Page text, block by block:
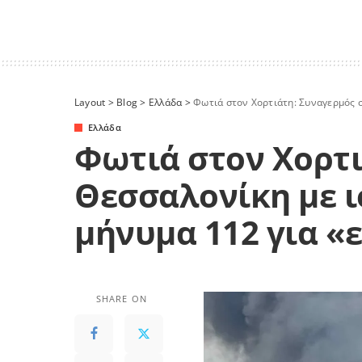
Layout > Blog> Ελλάδα>Φωτιά στον Χορτιάτη: Συναγερμός
Ελλάδα
Φωτιά στον
Θεσσαλονίκη με
μήνυμα 112 για
SHARE ON